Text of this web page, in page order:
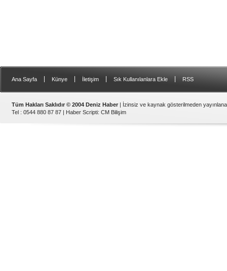
Ana Sayfa Künye İletişim Sık Kullanılanlara Ekle RSS
Tüm Hakları Saklıdır © 2004 Deniz Haber | İzinsiz ve kaynak gösterilmeden
Tel : 0544 880 87 87 | Haber Scripti: CM Bilişim